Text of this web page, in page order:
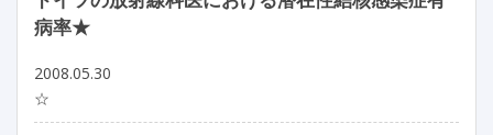
病率★
2008.05.30
☆